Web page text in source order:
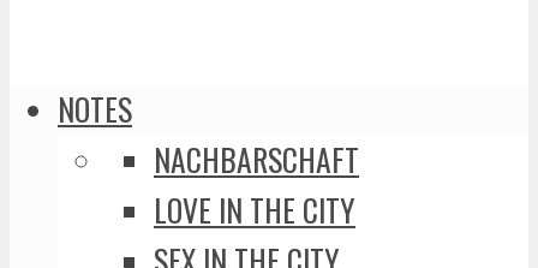
NOTES
NACHBARSCHAFT
LOVE IN THE CITY